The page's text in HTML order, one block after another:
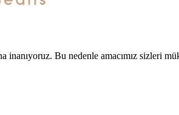
inanıyoruz. Bu nedenle amacımız sizleri